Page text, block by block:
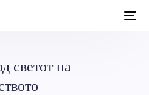
светот на